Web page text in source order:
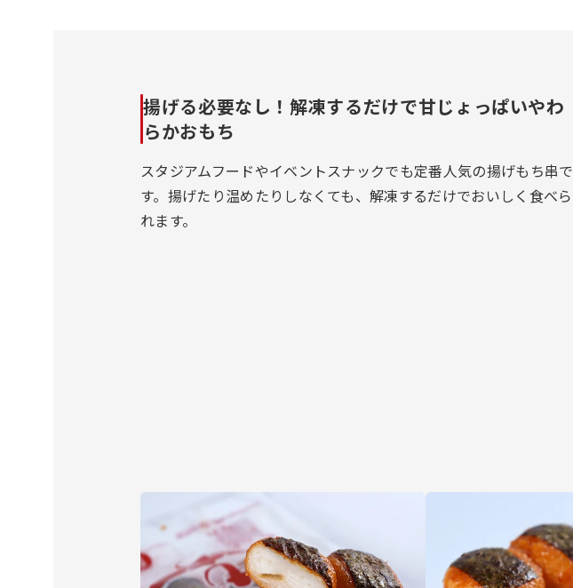
揚げる必要なし！解凍するだけで甘じょっぱいやわ
らかおもち
スタジアムフードやイベントスナックでも定番人気の揚げもち串で
す。揚げたり温めたりしなくても、解凍するだけでおいしく食べら
れます。